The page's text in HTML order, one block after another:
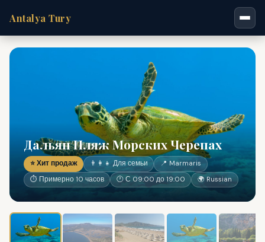
Antalya Tury
Дальян Пляж Морских Черепах
⭐ Хит продаж 👨‍👩‍👧 Для семьи
📍 Marmaris
⏱ Примерно 10 часов
🕐 С 09:00 до 19:00 🌍 Russian